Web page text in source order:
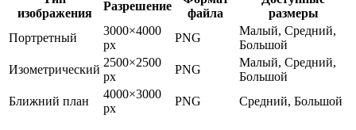
изображения
Разрешение
файла
размеры
Портретный
3000×4000
px
PNG
Малый, Средний,
Большой
Изометрический
2500×2500
px
PNG
Малый, Средний,
Большой
Ближний план
4000×3000
px
PNG Средний, Большой